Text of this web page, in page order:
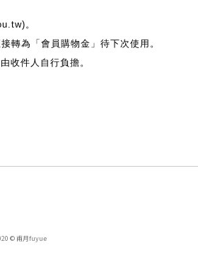
。
轉為「會員購物金」待下次使用。
收件人自行負擔。
© 甫月fuyue